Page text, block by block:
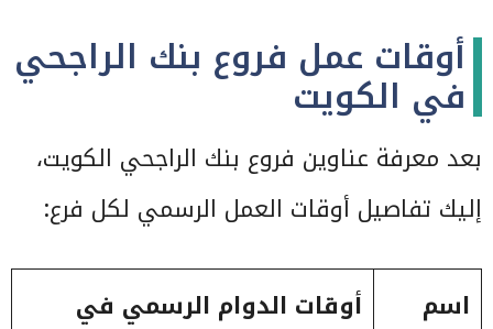
أوقات عمل فروع بنك الراجحي
في الكويت
بعد معرفة عناوين فروع بنك الراجحي الكويت،
إليك تفاصيل أوقات العمل الرسمي لكل فرع:
اسم
أوقات الدوام الرسمي في